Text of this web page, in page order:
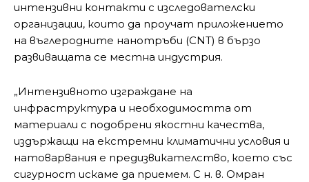
интензивни контакти с изследователски
организации, които да проучат приложението
на въглеродните нанотръби (CNT) в бързо
развиващата се местна индустрия.
„Интензивното изграждане на
инфраструктура и необходимостта от
материали с подобрени якостни качества,
издържащи на екстремни климатични условия и
натоварвания е предизвикателство, което със
сигурност искаме да приемем. С н. в. Омран